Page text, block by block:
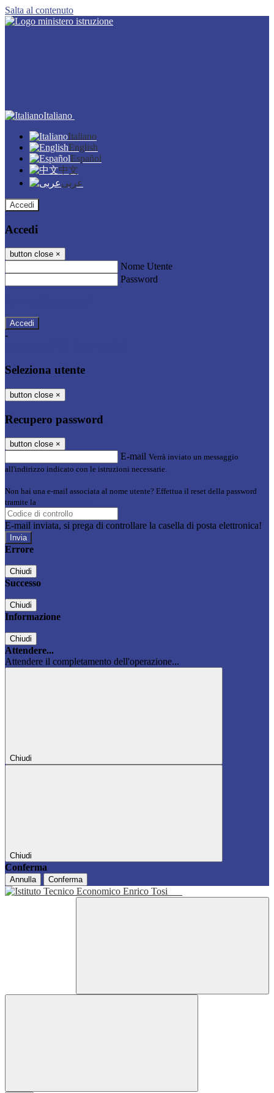
Salta al contenuto
Italiano
Italiano
English
Español
中文
عربى
Accedi
Accedi
button close ×
Nome Utente
Password
-
Seleziona utente
button close ×
Recupero password
button close ×
E-mail Verrà inviato un messaggio
all'indirizzo indicato con le istruzioni necessarie.
Non hai una e-mail associata al nome utente? Effettua il reset della password
tramite la
E-mail inviata, si prega di controllare la casella di posta elettronica!
Errore
Chiudi
Successo
Chiudi
Informazione
Chiudi
Attendere...
Attendere il completamento dell'operazione...
Chiudi
Chiudi
Conferma
Annulla Conferma